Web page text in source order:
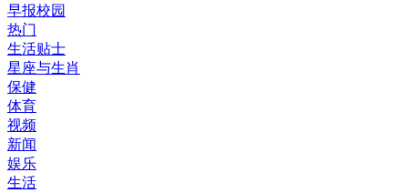
早报校园
热门
生活贴士
星座与生肖
保健
体育
视频
新闻
娱乐
生活